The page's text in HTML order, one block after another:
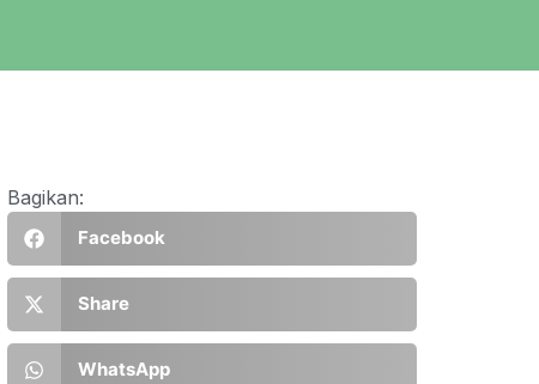
Bagikan:
Facebook
Share
WhatsApp